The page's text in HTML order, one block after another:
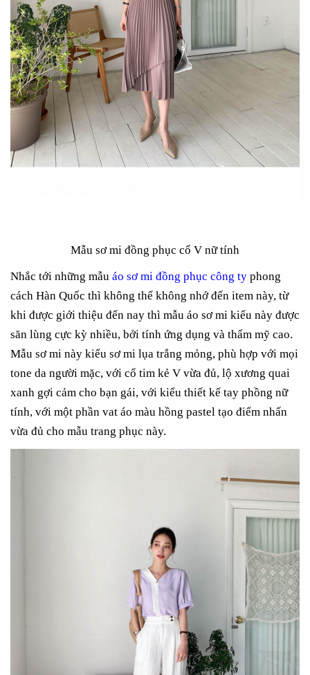
Mẫu sơ mi đồng phục cổ V nữ tính
Nhắc tới những mẫu áo sơ mi đồng phục công ty phong
cách Hàn Quốc thì không thể không nhớ đến item này, từ
khi được giới thiệu đến nay thì mẫu áo sơ mi kiểu này được
săn lùng cực kỳ nhiều, bởi tính ứng dụng và thẩm mỹ cao.
Mẫu sơ mi này kiểu sơ mi lụa trắng mỏng, phù hợp với mọi
tone da người mặc, với cổ tim kẻ V vừa đủ, lộ xương quai
xanh gợi cảm cho bạn gái, với kiểu thiết kế tay phồng nữ
tính, với một phần vat áo màu hồng pastel tạo điểm nhấn
vừa đủ cho mẫu trang phục này.